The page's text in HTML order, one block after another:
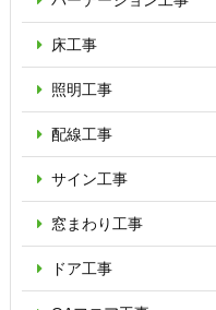
床工事
照明工事
配線工事
サイン工事
窓まわり工事
ドア工事